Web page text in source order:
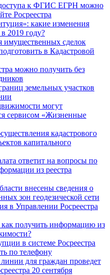
к ФГИС ЕГРН можно
Росреестра
какие изменения
2019 году?
имущественных сделок
в Кадастровой
можно получить без
земельных участков
могут
сервисом «Жизненные
кадастрового
капитального
ответит на вопросы по
из реестра
внесены сведения о
зон геодезической сети
в Управлении Росреестра
получить информацию из
в системе Росреестра
по телефону
для граждан проведет
20 сентября